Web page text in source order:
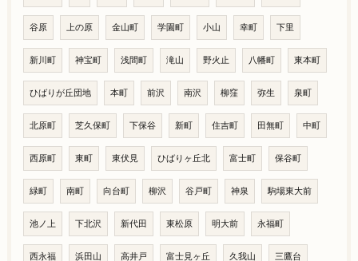
谷原 上の原 金山町 学園町 小山 幸町 下里
新川町 神宝町 浅間町 滝山 野火止 八幡町 東本町
ひばりが丘団地 本町 前沢 南沢 柳窪 弥生 泉町
北原町 芝久保町 下保谷 新町 住吉町 田無町 中町
西原町 東町 東伏見 ひばりヶ丘北 富士町 保谷町
緑町 南町 向台町 柳沢 谷戸町 神泉 駒場東大前
池ノ上 下北沢 新代田 東松原 明大前 永福町
西永福 浜田山 高井戸 富士見ヶ丘 久我山 三鷹台